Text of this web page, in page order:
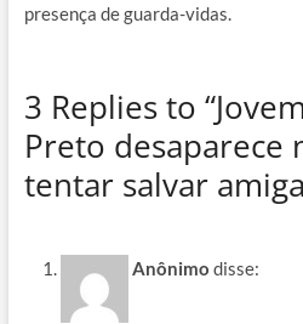
presença de guarda-vidas.
3 Replies to
Preto desaparece
tentar salvar
Anônimo disse: